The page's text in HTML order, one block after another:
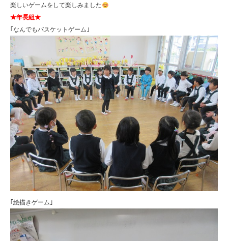
楽しいゲームをして楽しみました
★年長組★
｢なんでもバスケットゲーム｣
｢絵描きゲーム｣